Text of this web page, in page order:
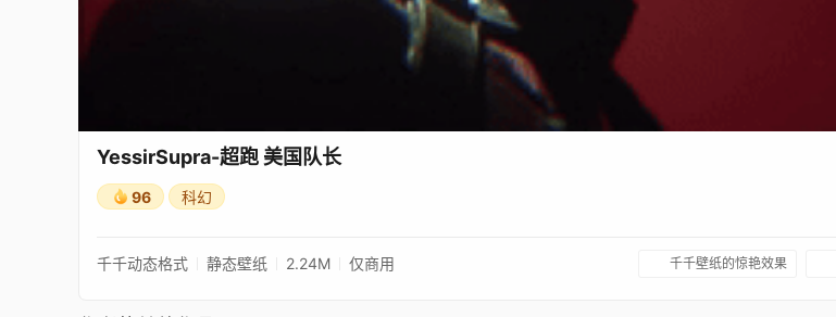
YessirSupra-超跑 美国队长
96 科幻
千千动态格式 静态壁纸 2.24M 仅商用 千千壁纸的惊艳效果